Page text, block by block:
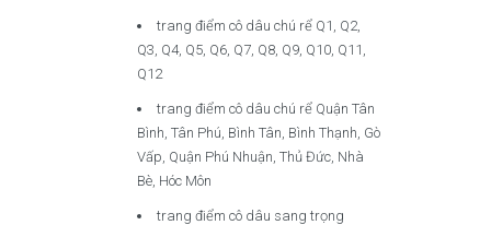
trang điểm cô dâu chú rể Q1, Q2,
Q3, Q4, Q5, Q6, Q7, Q8, Q9, Q10, Q11,
Q12
trang điểm cô dâu chú rể Quận Tân
Bình, Tân Phú, Bình Tân, Bình Thạnh, Gò
Vấp, Quận Phú Nhuận, Thủ Đức, Nhà
Bè, Hóc Môn
trang điểm cô dâu sang trọng